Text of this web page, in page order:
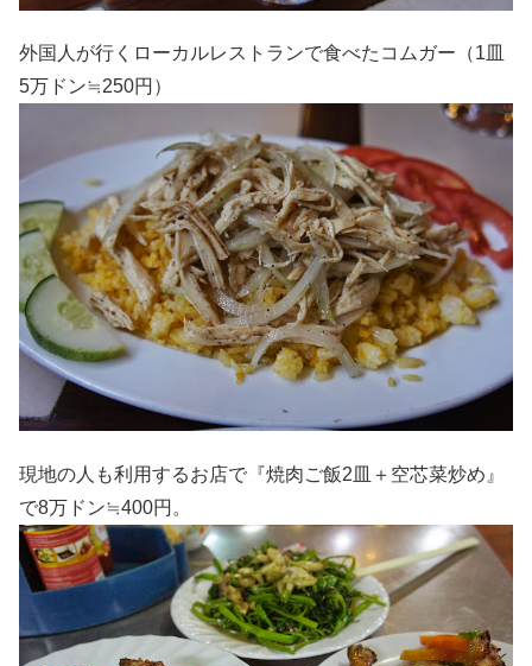
外国人が行くローカルレストランで食べたコムガー（1皿
5万ドン≒250円）
現地の人も利用するお店で『焼肉ご飯2皿＋空芯菜炒め』
で8万ドン≒400円。